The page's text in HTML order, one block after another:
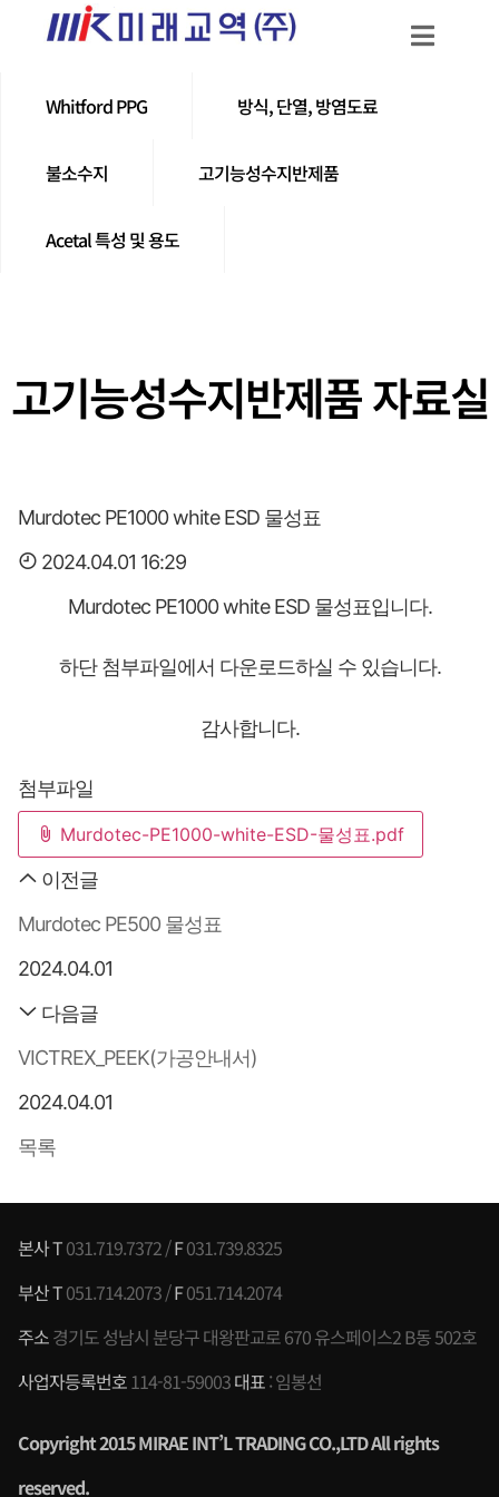
Whitford PPG 방식, 단열, 방염도료
불소수지 고기능성수지반제품
Acetal 특성 및 용도
고기능성수지반제품 자료실
Murdotec PE1000 white ESD 물성표
2024.04.01 16:29
Murdotec PE1000 white ESD 물성표입니다.
하단 첨부파일에서 다운로드하실 수 있습니다.
감사합니다.
첨부파일
Murdotec-PE1000-white-ESD-물성표.pdf
이전글
Murdotec PE500 물성표
2024.04.01
다음글
VICTREX_PEEK(가공안내서)
2024.04.01
목록
본사 T031.719.7372 /F031.739.8325
부산 T051.714.2073 /F051.714.2074
주소경기도 성남시 분당구 대왕판교로 670 유스페이스2 B동 502호
사업자등록번호114-81-59003대표: 임봉선
Copyright 2015 MIRAE INT’L TRADING CO.,LTD All rights
reserved.